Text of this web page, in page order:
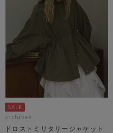
archives
ドロストミリタリージャケット